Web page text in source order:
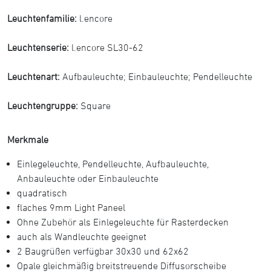
Leuchtenfamilie: l.encore
Leuchtenserie: l.encore SL30-62
Leuchtenart: Aufbauleuchte; Einbauleuchte; Pendelleuchte
Leuchtengruppe: Square
Merkmale
Einlegeleuchte, Pendelleuchte, Aufbauleuchte,
Anbauleuchte oder Einbauleuchte
quadratisch
flaches 9mm Light Paneel
Ohne Zubehör als Einlegeleuchte für Rasterdecken
auch als Wandleuchte geeignet
2 Baugrüßen verfügbar 30x30 und 62x62
Opale gleichmäßig breitstreuende Diffusorscheibe